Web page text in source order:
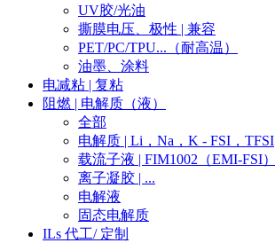
UV胶/光油
撕膜电压、极性 | 兼容
PET/PC/TPU...（耐高温）
油墨、涂料
电减粘 | 复粘
阻燃 | 电解质（液）
全部
电解质 | Li，Na，K - FSI，TFSI
载流子液 | FIM1002（EMI-FSI）
离子凝胶 | ...
电解液
固态电解质
ILs 代工/ 定制